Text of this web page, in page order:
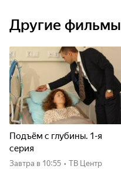
Другие фильмы
Подъём с глубины. 1-я
серия
Завтра в 10:55 • ТВ Центр